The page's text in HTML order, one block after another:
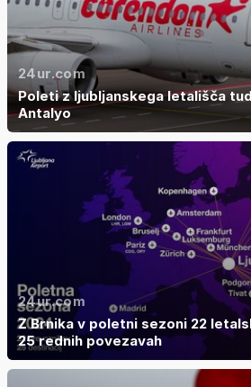
24ur.com
Poleti z ljubljanskega letališča
Antalyo
24ur.com
Z Brnika v poletni sezoni 22
25 rednih povezavah